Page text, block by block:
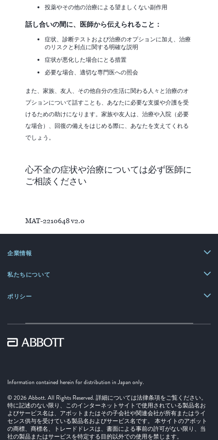
投薬やその他の治療による望ましくない副作用
話し合いの間に、医師から伝えられること：
症状、診断テストおよび治療のオプションに加え、治療
のリスクと利点に関する明確な説明
症状が悪化した場合にとる措置
必要な場合、適切な専門医への照会
また、家族、友人、その他自分の生活に関わる人々と治療のオ
プションについて話すことも、あなたに必要な支援や介護を受
けるための助けになります。家族や友人は、治療や入院（必要
な場合）、回復の備えをはじめる際に、あなたを支えてくれる
でしょう。
心不全の症状や治療については必ず医師に
ご相談ください
MAT-2210648 v2.0
企業情報
私たちについて
ポリシー
Information contained herein for distribution in Japan only.
© 2026 Abbott. All Rights Reserved. 詳細については法律条項をご覧ください。
特に記述のない限り、このインターネットサイトで使用されている製品名お
よびサービス名は、アボットまたはその子会社や関連会社が所有またはライ
センス供与を受けている製品名およびサービス名です。 本サイトのアボット
の商標、商標名、トレードドレスは、書面による事前の許可がない限り、当
社の製品またはサービスを特定する目的以外での使用を禁じます。